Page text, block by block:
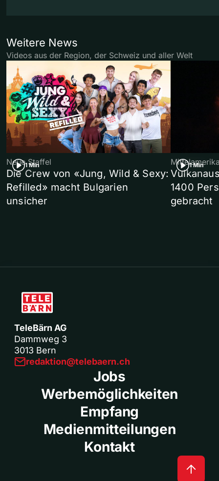
Weitere News
Videos aus der Region, der Schweiz und aller Welt
1 Min
Neue Staffel
Die Crew von «Jung, Wild & Sexy:
Refilled» macht Bulgarien
unsicher
1 Min
1400
gebracht
TeleBärn AG
Dammweg 3
3013 Bern
redaktion@telebaern.ch
Jobs
Werbemöglichkeiten
Empfang
Medienmitteilungen
Kontakt